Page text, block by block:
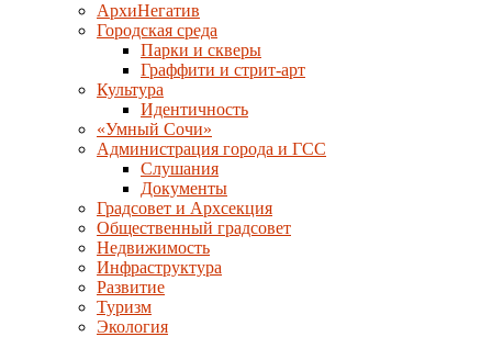
АрхиНегатив
Городская среда
Парки и скверы
Граффити и стрит-арт
Культура
Идентичность
«Умный Сочи»
Администрация города и ГСС
Слушания
Документы
Градсовет и Архсекция
Общественный градсовет
Недвижимость
Инфраструктура
Развитие
Туризм
Экология